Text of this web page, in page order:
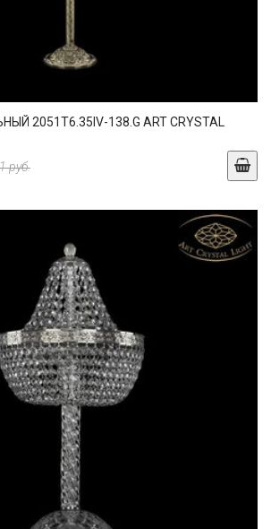
2051T6.35IV-138.G ART CRYSTAL
руб.